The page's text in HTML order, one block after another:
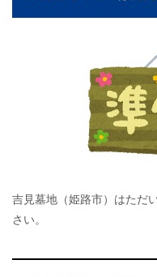
吉見墓地（姫路市）はただ
さい。